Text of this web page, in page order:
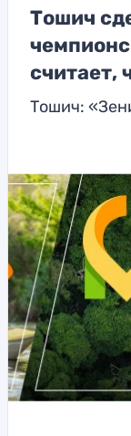
Тошич
считает,
Тошич: